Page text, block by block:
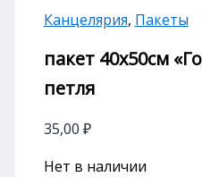
Канцелярия, Пакеты
пакет 40х50см
петля
35,00 ₽
Нет в наличии